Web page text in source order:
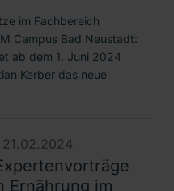
im Fachbereich
Campus Bad Neustadt:
ab dem 1. Juni 2024
Kerber das neue
21.02.2024
Ernährung im